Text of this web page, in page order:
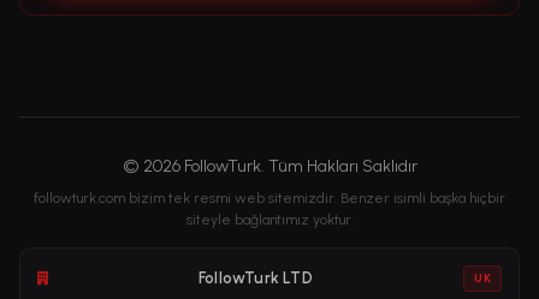
© 2026 FollowTurk. Tüm Hakları Saklıdır
followturk.com bizim tek resmi web sitemizdir. Benzer isimli başka hiçbir
siteyle bağlantımız yoktur.
FollowTurk LTD UK